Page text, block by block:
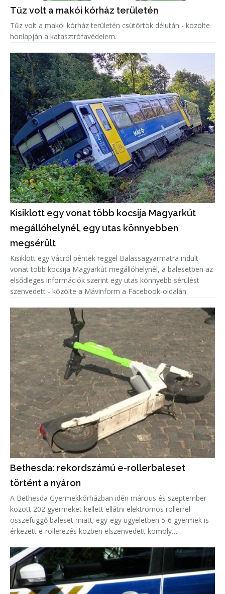
Tűz volt a makói kórház területén
Tűz volt a makói kórház területén csütörtök délután - közölte
honlapján a katasztrófavédelem.
Kisiklott egy vonat több kocsija Magyarkút
megállóhelynél, egy utas könnyebben
megsérült
Kisiklott egy Vácról péntek reggel Balassagyarmatra indult
vonat több kocsija Magyarkút megállóhelynél, a balesetben az
elsődleges információk szerint egy utas könnyebb sérülést
szenvedett - közölte a Mávinform a Facebook-oldalán.
Bethesda: rekordszámú e-rollerbaleset
történt a nyáron
A Bethesda Gyermekkórházban idén március és szeptember
között 202 gyermeket kellett ellátni elektromos rollerrel
összefüggő baleset miatt; egy-egy ügyeletben 5-6 gyermek is
érkezett e-rollerezés közben elszenvedett komoly